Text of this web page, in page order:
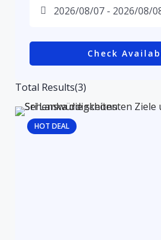
Total Results(3)
HOT DEAL
Check